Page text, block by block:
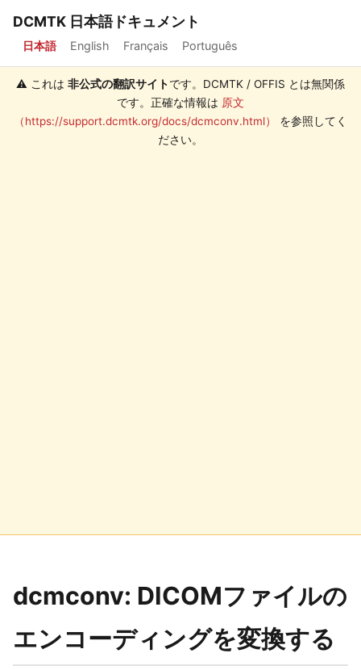
DCMTK 日本語ドキュメント
日本語 English Français Português
⚠️ これは 非公式の翻訳サイトです。DCMTK / OFFIS とは無関係
です。正確な情報は 原文
（https://support.dcmtk.org/docs/dcmconv.html）
を参照してく
ださい。
dcmconv: DICOMファイルの
エンコーディングを変換する